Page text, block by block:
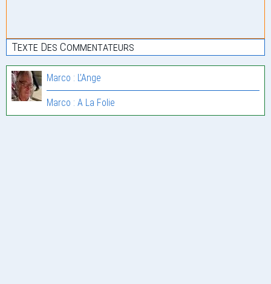
Texte Des Commentateurs
Marco : L’Ange
Marco : A La Folie